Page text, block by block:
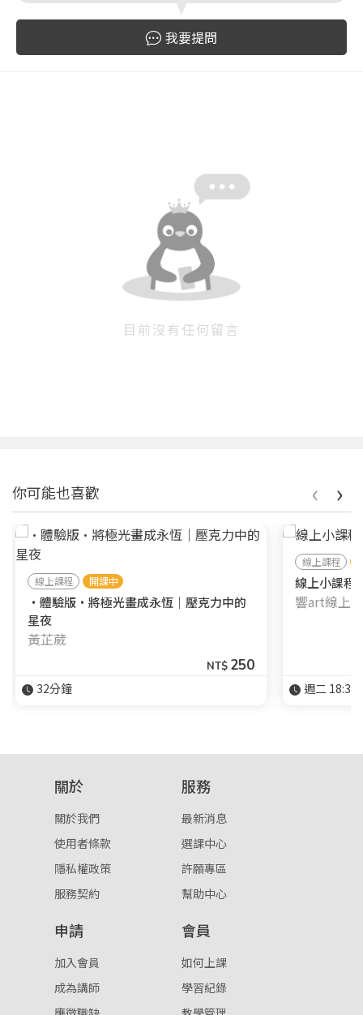
忘記密碼 註冊
我要提問
目前沒有任何留言
你可能也喜歡
線上課程 開課中
•體驗版•將極光畫成永恆｜壓克力中的
星夜
黃芷葳
NT$ 250
32分鐘
線上課程
線上小課
響art線上
週二
‹ ›
關於
關於我們
使用者條款
隱私權政策
服務契約
服務
最新消息
選課中心
許願專區
幫助中心
申請
加入會員
成為講師
會員
如何上課
學習紀錄